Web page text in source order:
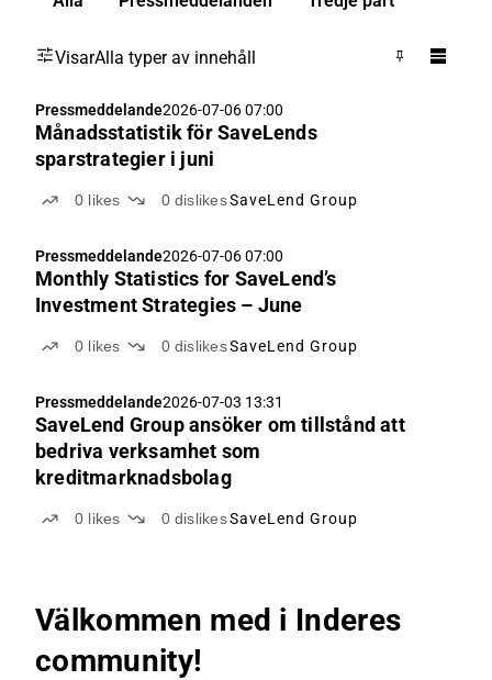
VisarAlla typer av innehåll
Pressmeddelande2026-07-06 07:00
Månadsstatistik för SaveLends
sparstrategier i juni
0 likes 0 dislikesSaveLend Group
Pressmeddelande2026-07-06 07:00
Monthly Statistics for SaveLend’s
Investment Strategies – June
0 likes 0 dislikesSaveLend Group
Pressmeddelande2026-07-03 13:31
SaveLend Group ansöker om tillstånd att
bedriva verksamhet som
kreditmarknadsbolag
0 likes 0 dislikesSaveLend Group
Välkommen med i Inderes
community!